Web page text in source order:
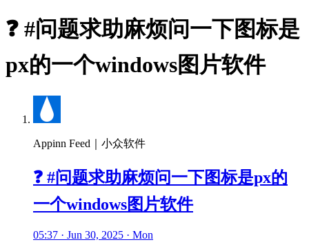
❓ #问题求助麻烦问一下图标是
px的一个windows图片软件
Appinn Feed｜小众软件
❓ #问题求助麻烦问一下图标是px的
一个windows图片软件
05:37 · Jun 30, 2025 · Mon